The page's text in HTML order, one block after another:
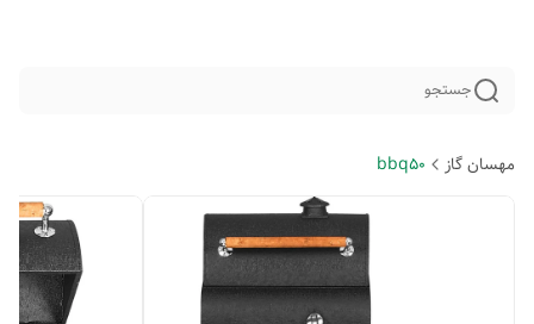
جستجو
مهسان گاز bbq50